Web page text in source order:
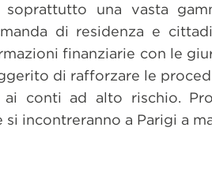
una vasta
di residenza e
finanziarie con le
di rafforzare le
conti ad alto rischio.
incontreranno a Parigi a